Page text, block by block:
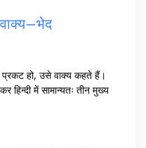
प्रकट हो, उसे वाक्य कहते हैं।
हिन्दी में सामान्यतः तीन मुख्य